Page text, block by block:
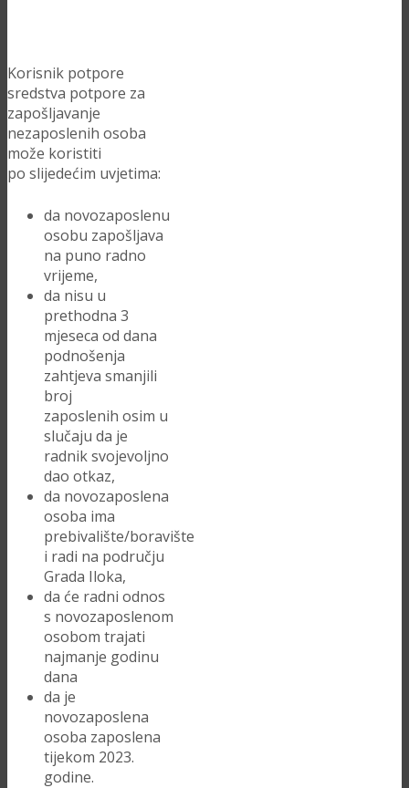
Korisnik potpore
sredstva potpore za
zapošljavanje
nezaposlenih osoba
može koristiti
po slijedećim uvjetima:
da novozaposlenu
osobu zapošljava
na puno radno
vrijeme,
da nisu u
prethodna 3
mjeseca od dana
podnošenja
zahtjeva smanjili
broj
zaposlenih osim u
slučaju da je
radnik svojevoljno
dao otkaz,
da novozaposlena
osoba ima
prebivalište/boravište
i radi na području
Grada Iloka,
da će radni odnos
s novozaposlenom
osobom trajati
najmanje godinu
dana
da je
novozaposlena
osoba zaposlena
tijekom 2023.
godine.